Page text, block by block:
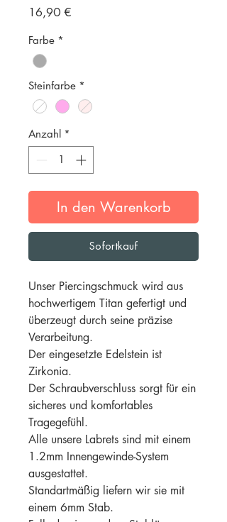
16,90 €
Farbe *
Steinfarbe *
Anzahl *
In den Warenkorb
Sofortkauf
Unser Piercingschmuck wird aus
hochwertigem Titan gefertigt und
überzeugt durch seine präzise
Verarbeitung.
Der eingesetzte Edelstein ist
Zirkonia.
Der Schraubverschluss sorgt für ein
sicheres und komfortables
Tragegefühl.
Alle unsere Labrets sind mit einem
1.2mm Innengewinde-System
ausgestattet.
Standartmäßig liefern wir sie mit
einem 6mm Stab.